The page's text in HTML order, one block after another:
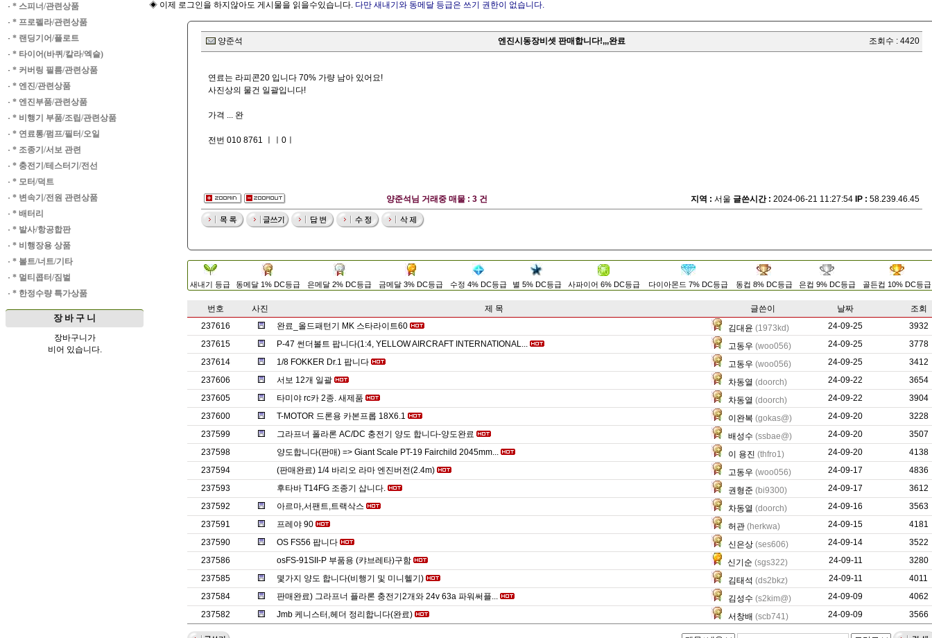
· * 스피너/관련상품
· * 프로펠라/관련상품
· * 랜딩기어/플로트
· * 타이어(바퀴/칼라/엑슬)
· * 커버링 필름/관련상품
· * 엔진/관련상품
· * 엔진부품/관련상품
· * 비행기 부품/조립/관련상품
· * 연료통/펌프/필터/오일
· * 조종기/서보 관련
· * 충전기/테스터기/전선
· * 모터/덕트
· * 변속기/전원 관련상품
· * 배터리
· * 발사/항공합판
· * 비행장용 상품
· * 볼트/너트/기타
· * 멀티콥터/짐벌
· * 한정수량 특가상품
장 바 구 니
장바구니가
비어 있습니다.
◈ 이제 로그인을 하지않아도 게시물을 읽을수있습니다. 다만 새내기와 동메달 등급은 쓰기 권한이 없습니다.
양준석 엔진시동장비셋 판매합니다!,,,완료 조회수 : 4420
연료는 라피콘20 입니다 70% 가량 남아 있어요!
사진상의 물건 일괄입니다!
가격 ... 완
전번 010 8761 ㅣㅣ0ㅣ
양준석님 거래중 매물 : 3 건 지역 : 서울 글쓴시간 : 2024-06-21 11:27:54 IP : 58.239.46.45
새내기 등급 동메달 1% DC등급 은메달 2% DC등급 금메달 3% DC등급 수정 4% DC등급 별 5% DC등급 사파이어 6% DC등급 다이아몬드 7% DC등급 동컵 8% DC등급 은컵 9% DC등급 골든컵 10% DC등급
번호 사진 제 목 글쓴이 날짜
조회
237616
완료_올드패턴기 MK 스타라이트60 김대윤 (1973kd) 24-09-25
3932
237615
P-47 썬더볼트 팝니다(1:4, YELLOW AIRCRAFT INTERNATIONAL... 고동우 (woo056) 24-09-25
3778
237614
1/8 FOKKER Dr.1 팝니다 고동우 (woo056) 24-09-25
3412
237606
서보 12개 일괄 차동열 (doorch) 24-09-22
3654
237605
타미야 rc카 2종. 새제품 차동열 (doorch) 24-09-22
3904
237600
T-MOTOR 드론용 카본프롭 18X6.1 이완복 (gokas@) 24-09-20
3228
237599
그라프너 폴라론 AC/DC 충전기 양도 합니다-양도완료 배성수 (ssbae@) 24-09-20
3507
237598
양도합니다(판매) => Giant Scale PT-19 Fairchild 2045mm... 이 용진 (thfro1) 24-09-20
4138
237594
(판매완료) 1/4 바리오 라마 엔진버전(2.4m) 고동우 (woo056) 24-09-17
4836
237593
후타바 T14FG 조종기 삽니다. 권형준 (bi9300) 24-09-17
3612
237592
아르마,서팬트,트랙삭스 차동열 (doorch) 24-09-16
3563
237591
프레야 90 허관 (herkwa) 24-09-15
4181
237590
OS FS56 팝니다 신은상 (ses606) 24-09-14
3522
237586
osFS-91SII-P 부품용 (캬브레타)구함 신기순 (sgs322) 24-09-11
3280
237585
몇가지 양도 합니다(비행기 및 미니헬기) 김태석 (ds2bkz) 24-09-11
4011
237584
판매완료) 그라프너 플라론 충전기2개와 24v 63a 파워써플... 김성수 (s2kim@) 24-09-09
4062
237582
Jmb 케니스터,헤더 정리합니다(완료) 서창배 (scb741) 24-09-09 3566